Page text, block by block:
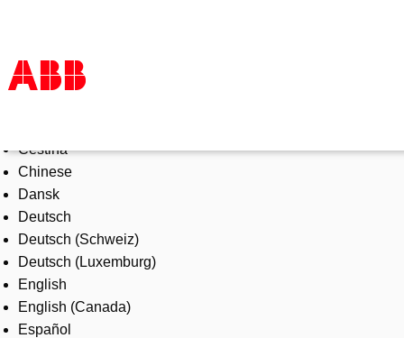
Products & Solutions
Industries
Services
About us
Where to buy
Contact us
Careers
Čeština
Chinese
Dansk
Deutsch
Deutsch (Schweiz)
Deutsch (Luxemburg)
English
English (Canada)
Español